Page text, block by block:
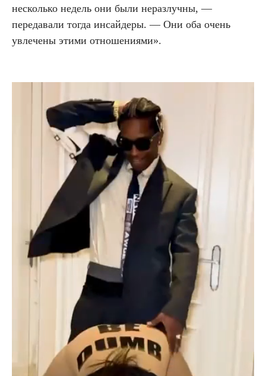
несколько недель они были неразлучны, —
передавали тогда инсайдеры. — Они оба очень
увлечены этими отношениями».